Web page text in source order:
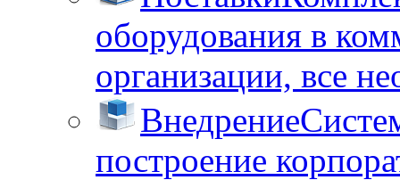
оборудования в
организации, все
Внедрение
построение